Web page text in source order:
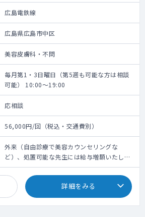
広島電鉄線
広島県広島市中区
美容皮膚科・不問
毎月第1・3日曜日（第5週も可能な方は相談
可能） 10:00～19:00
応相談
56,000円/回（税込・交通費別）
外来（自由診療で美容カウンセリングな
ど）、処置可能な先生には給与増額いたしま
す
詳細をみる